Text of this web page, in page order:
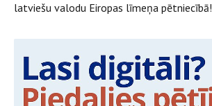
latviešu valodu Eiropas līmeņa pētniecībā!